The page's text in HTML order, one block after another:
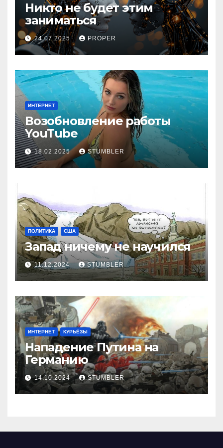
Никто не будет этим
заниматься
24.07.2025 PROPER
ИНТЕРНЕТ
Возобновление работы
YouТube
18.02.2025 STUMBLER
ПОЛИТИКА США
Запад ничему не научился
11.12.2024 STUMBLER
ИНТЕРНЕТ КУРЬЁЗЫ
Нападение Путина на
Германию
14.10.2024 STUMBLER